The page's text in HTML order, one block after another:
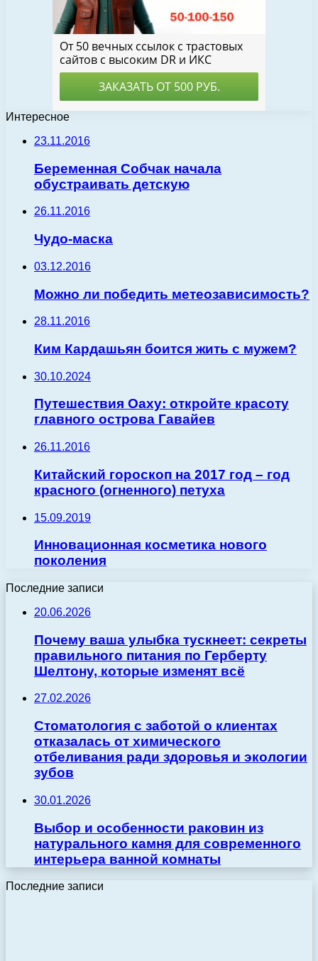
Интересное
23.11.2016
Беременная Собчак начала
обустраивать детскую
26.11.2016
Чудо-маска
03.12.2016
Можно ли победить метеозависимость?
28.11.2016
Ким Кардашьян боится жить с мужем?
30.10.2024
Путешествия Оаху: откройте красоту
главного острова Гавайев
26.11.2016
Китайский гороскоп на 2017 год – год
красного (огненного) петуха
15.09.2019
Инновационная косметика нового
поколения
Последние записи
20.06.2026
Почему ваша улыбка тускнеет: секреты
правильного питания по Герберту
Шелтону, которые изменят всё
27.02.2026
Стоматология с заботой о клиентах
отказалась от химического
отбеливания ради здоровья и экологии
зубов
30.01.2026
Выбор и особенности раковин из
натурального камня для современного
интерьера ванной комнаты
Последние записи